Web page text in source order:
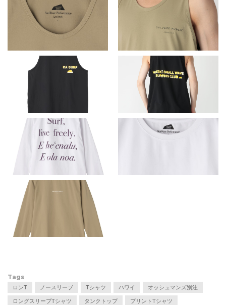
Tags
ロンT ノースリーブ Tシャツ ハワイ オッシュマンズ別注
ロングスリーブTシャツ タンクトップ プリントTシャツ